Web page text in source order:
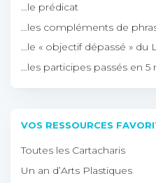
…le prédicat
…les compléments de
…le « objectif dépassé » du
…les participes passés en 5
VOS RESSOURCES
Toutes les Cartacharis
Un an d’Arts Plastiques